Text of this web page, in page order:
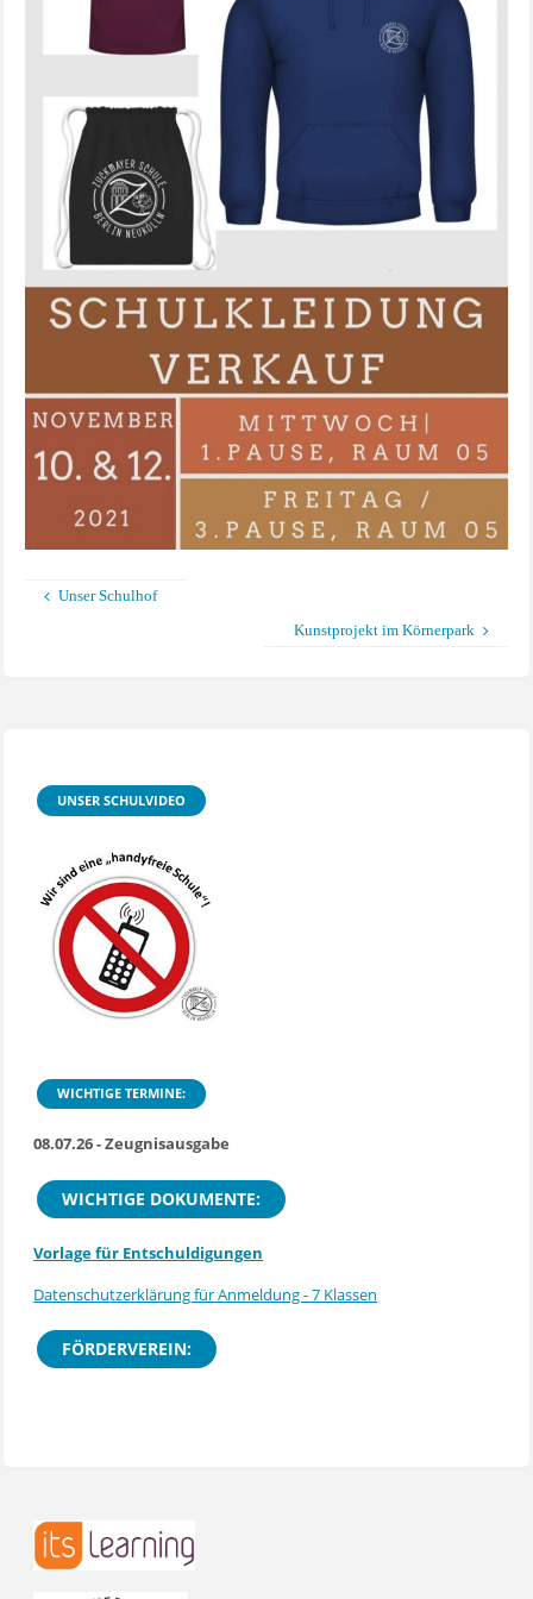
Unser Schulhof
Kunstprojekt im Körnerpark
UNSER SCHULVIDEO
WICHTIGE TERMINE:
08.07.26 - Zeugnisausgabe
WICHTIGE DOKUMENTE:
Vorlage für Entschuldigungen
Datenschutzerklärung für Anmeldung - 7 Klassen
FÖRDERVEREIN: